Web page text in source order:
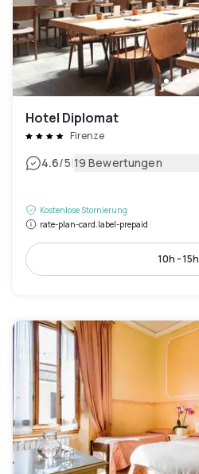
Hotel Diplomat
Firenze
4.6/5|19 Bewertungen
Kostenlose Stornierung
rate-plan-card.label-prepaid
10h - 15h